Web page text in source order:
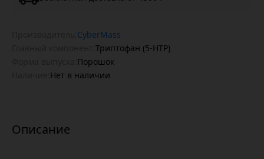
CyberMass
Триптофан (5-HTP)
Порошок
Нет в наличии